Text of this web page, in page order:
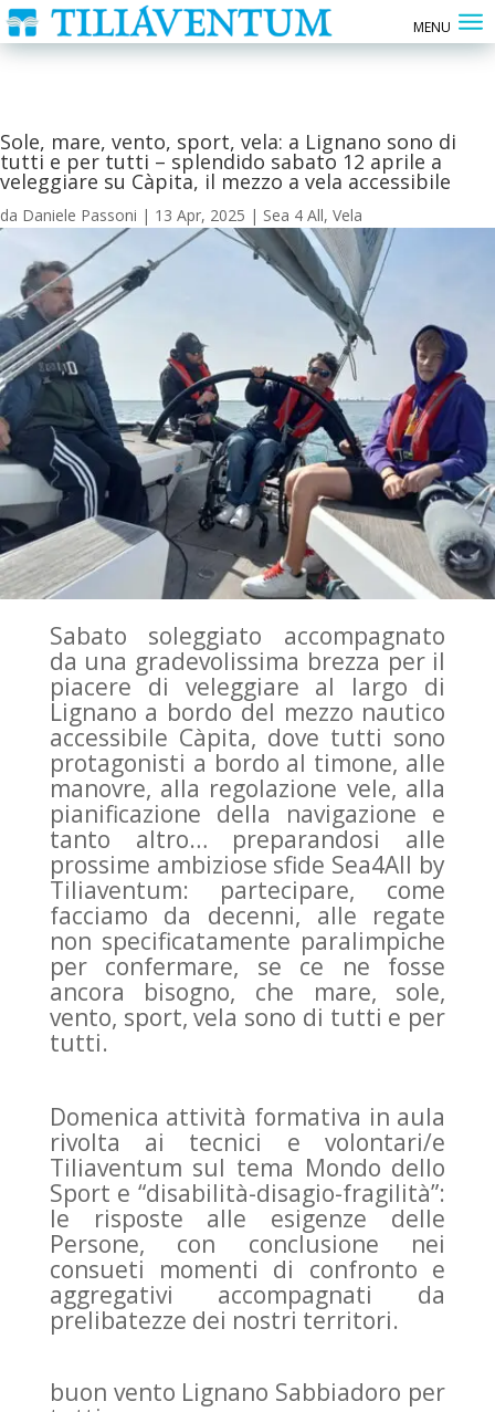
Sole, mare, vento, sport, vela: a Lignano sono di
tutti e per tutti – splendido sabato 12 aprile a
veleggiare su Càpita, il mezzo a vela accessibile
da Daniele Passoni | 13 Apr, 2025 | Sea 4 All, Vela
Sabato soleggiato accompagnato
da una gradevolissima brezza per il
piacere di veleggiare al largo di
Lignano a bordo del mezzo nautico
accessibile Càpita, dove tutti sono
protagonisti a bordo al timone, alle
manovre, alla regolazione vele, alla
pianificazione della navigazione e
tanto altro… preparandosi alle
prossime ambiziose sfide Sea4All by
Tiliaventum: partecipare, come
facciamo da decenni, alle regate
non specificatamente paralimpiche
per confermare, se ce ne fosse
ancora bisogno, che mare, sole,
vento, sport, vela sono di tutti e per
tutti.
Domenica attività formativa in aula
rivolta ai tecnici e volontari/e
Tiliaventum sul tema Mondo dello
Sport e “disabilità-disagio-fragilità”:
le risposte alle esigenze delle
Persone, con conclusione nei
consueti momenti di confronto e
aggregativi accompagnati da
prelibatezze dei nostri territori.
buon vento Lignano Sabbiadoro per